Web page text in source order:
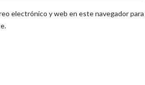
electrónico y web en este navegador para